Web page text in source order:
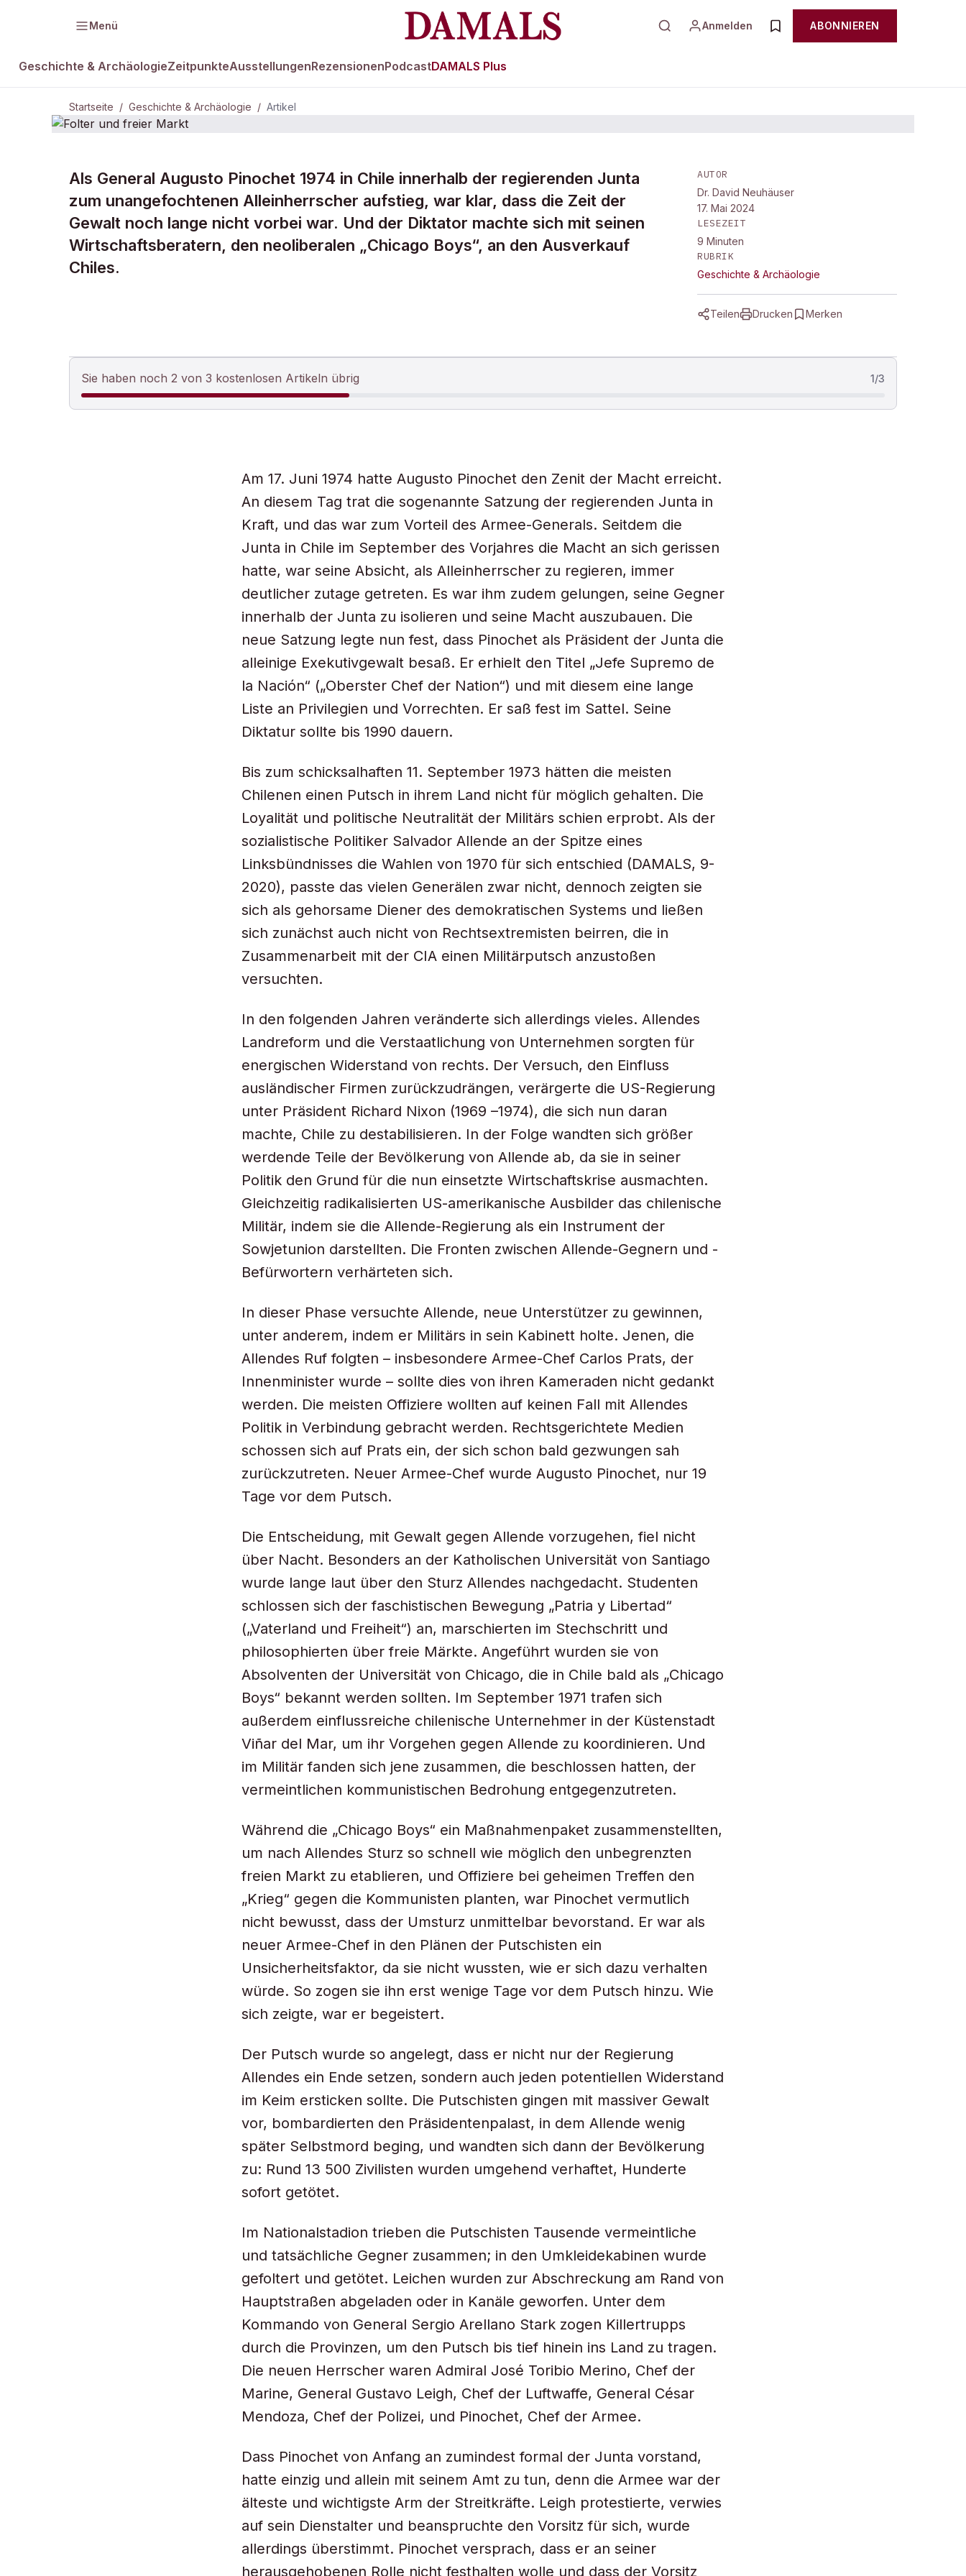
Menü Anmelden ABONNIEREN
Geschichte & ArchäologieZeitpunkteAusstellungenRezensionenPodcastDAMALS Plus
Startseite / Geschichte & Archäologie / Artikel
DAMALS Plus GESCHICHTE & ARCHÄOLOGIE
Folter und freier
Markt
Als General Augusto Pinochet 1974 in Chile innerhalb der regierenden Junta
zum unangefochtenen Alleinherrscher aufstieg, war klar, dass die Zeit der
Gewalt noch lange nicht vorbei war. Und der Diktator machte sich mit seinen
Wirtschaftsberatern, den neoliberalen „Chicago Boys“, an den Ausverkauf
Chiles.
AUTOR
Dr. David Neuhäuser
17. Mai 2024
LESEZEIT
9 Minuten
RUBRIK
Geschichte & Archäologie
Teilen Drucken Merken
Sie haben noch 2 von 3 kostenlosen Artikeln übrig 1/3
Am 17. Juni 1974 hatte Augusto Pinochet den Zenit der Macht erreicht.
An diesem Tag trat die sogenannte Satzung der regierenden Junta in
Kraft, und das war zum Vorteil des Armee-Generals. Seitdem die
Junta in Chile im September des Vorjahres die Macht an sich gerissen
hatte, war seine Absicht, als Alleinherrscher zu regieren, immer
deutlicher zutage getreten. Es war ihm zudem gelungen, seine Gegner
innerhalb der Junta zu isolieren und seine Macht auszubauen. Die
neue Satzung legte nun fest, dass Pinochet als Präsident der Junta die
alleinige Exekutivgewalt besaß. Er erhielt den Titel „Jefe Supremo de
la Nación“ („Oberster Chef der Nation“) und mit diesem eine lange
Liste an Privilegien und Vorrechten. Er saß fest im Sattel. Seine
Diktatur sollte bis 1990 dauern.
Bis zum schicksalhaften 11. September 1973 hätten die meisten
Chilenen einen Putsch in ihrem Land nicht für möglich gehalten. Die
Loyalität und politische Neutralität der Militärs schien erprobt. Als der
sozialistische Politiker Salvador Allende an der Spitze eines
Linksbündnisses die Wahlen von 1970 für sich entschied (DAMALS, 9-
2020), passte das vielen Generälen zwar nicht, dennoch zeigten sie
sich als gehorsame Diener des demokratischen Systems und ließen
sich zunächst auch nicht von Rechtsextremisten beirren, die in
Zusammenarbeit mit der CIA einen Militärputsch anzustoßen
versuchten.
In den folgenden Jahren veränderte sich allerdings vieles. Allendes
Landreform und die Verstaatlichung von Unternehmen sorgten für
energischen Widerstand von rechts. Der Versuch, den Einfluss
ausländischer Firmen zurückzudrängen, verärgerte die US-Regierung
unter Präsident Richard Nixon (1969 –1974), die sich nun daran
machte, Chile zu destabilisieren. In der Folge wandten sich größer
werdende Teile der Bevölkerung von Allende ab, da sie in seiner
Politik den Grund für die nun einsetzte Wirtschaftskrise ausmachten.
Gleichzeitig radikalisierten US-amerikanische Ausbilder das chilenische
Militär, indem sie die Allende-Regierung als ein Instrument der
Sowjetunion darstellten. Die Fronten zwischen Allende-Gegnern und -
Befürwortern verhärteten sich.
In dieser Phase versuchte Allende, neue Unterstützer zu gewinnen,
unter anderem, indem er Militärs in sein Kabinett holte. Jenen, die
Allendes Ruf folgten – insbesondere Armee-Chef Carlos Prats, der
Innenminister wurde – sollte dies von ihren Kameraden nicht gedankt
werden. Die meisten Offiziere wollten auf keinen Fall mit Allendes
Politik in Verbindung gebracht werden. Rechtsgerichtete Medien
schossen sich auf Prats ein, der sich schon bald gezwungen sah
zurückzutreten. Neuer Armee-Chef wurde Augusto Pinochet, nur 19
Tage vor dem Putsch.
Die Entscheidung, mit Gewalt gegen Allende vorzugehen, fiel nicht
über Nacht. Besonders an der Katholischen Universität von Santiago
wurde lange laut über den Sturz Allendes nachgedacht. Studenten
schlossen sich der faschistischen Bewegung „Patria y Libertad“
(„Vaterland und Freiheit“) an, marschierten im Stechschritt und
philosophierten über freie Märkte. Angeführt wurden sie von
Absolventen der Universität von Chicago, die in Chile bald als „Chicago
Boys“ bekannt werden sollten. Im September 1971 trafen sich
außerdem einflussreiche chilenische Unternehmer in der Küstenstadt
Viñar del Mar, um ihr Vorgehen gegen Allende zu koordinieren. Und
im Militär fanden sich jene zusammen, die beschlossen hatten, der
vermeintlichen kommunistischen Bedrohung entgegenzutreten.
Während die „Chicago Boys“ ein Maßnahmenpaket zusammenstellten,
um nach Allendes Sturz so schnell wie möglich den unbegrenzten
freien Markt zu etablieren, und Offiziere bei geheimen Treffen den
„Krieg“ gegen die Kommunisten planten, war Pinochet vermutlich
nicht bewusst, dass der Umsturz unmittelbar bevorstand. Er war als
neuer Armee-Chef in den Plänen der Putschisten ein
Unsicherheitsfaktor, da sie nicht wussten, wie er sich dazu verhalten
würde. So zogen sie ihn erst wenige Tage vor dem Putsch hinzu. Wie
sich zeigte, war er begeistert.
Der Putsch wurde so angelegt, dass er nicht nur der Regierung
Allendes ein Ende setzen, sondern auch jeden potentiellen Widerstand
im Keim ersticken sollte. Die Putschisten gingen mit massiver Gewalt
vor, bombardierten den Präsidentenpalast, in dem Allende wenig
später Selbstmord beging, und wandten sich dann der Bevölkerung
zu: Rund 13 500 Zivilisten wurden umgehend verhaftet, Hunderte
sofort getötet.
Im Nationalstadion trieben die Putschisten Tausende vermeintliche
und tatsächliche Gegner zusammen; in den Umkleidekabinen wurde
gefoltert und getötet. Leichen wurden zur Abschreckung am Rand von
Hauptstraßen abgeladen oder in Kanäle geworfen. Unter dem
Kommando von General Sergio Arellano Stark zogen Killertrupps
durch die Provinzen, um den Putsch bis tief hinein ins Land zu tragen.
Die neuen Herrscher waren Admiral José Toribio Merino, Chef der
Marine, General Gustavo Leigh, Chef der Luftwaffe, General César
Mendoza, Chef der Polizei, und Pinochet, Chef der Armee.
Dass Pinochet von Anfang an zumindest formal der Junta vorstand,
hatte einzig und allein mit seinem Amt zu tun, denn die Armee war der
älteste und wichtigste Arm der Streitkräfte. Leigh protestierte, verwies
auf sein Dienstalter und beanspruchte den Vorsitz für sich, wurde
allerdings überstimmt. Pinochet versprach, dass er an seiner
herausgehobenen Rolle nicht festhalten wolle und dass der Vorsitz